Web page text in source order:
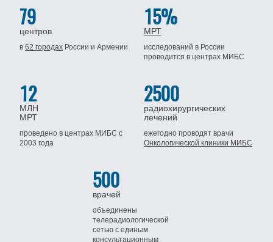
79
центров
в62 городах Россиии Армении
15%
МРТ
исследований в России
проводится в центрах МИБС
12
МЛН
МРТ
проведено в центрах МИБСс
2003 года
2500
радиохирургических
лечений
ежегодно проводят врачи
Онкологической клиники МИБС
500
врачей
объединены
телерадиологической
сетью с единым
консультационным